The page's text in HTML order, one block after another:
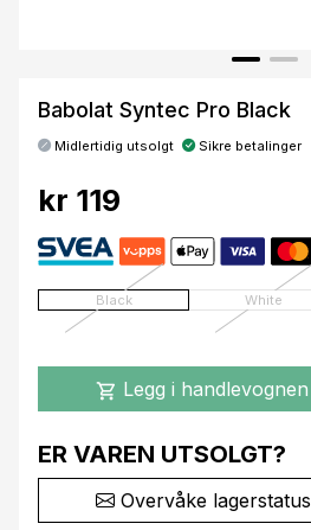
Babolat Syntec Pro Black
Midlertidig utsolgt Sikre betalinger
kr 119
Black White
shopping_cart Legg i handlevognen
ER VAREN UTSOLGT?
Overvåke lagerstatus